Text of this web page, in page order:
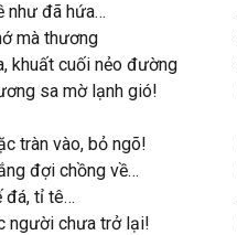
như đã hứa…
mà thương
khuất cuối nẻo đường
sa mờ lạnh gió!
tràn vào, bỏ ngõ!
đợi chồng về…
đá, tỉ tê…
người chưa trở lại!